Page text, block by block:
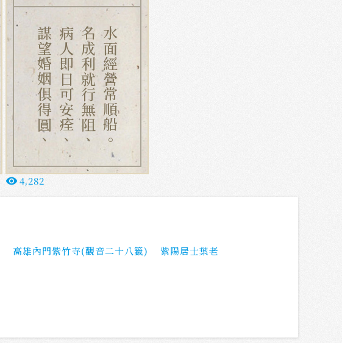
謀望婚姻俱得圓、病人即日可安痊、名成利就行無阻、水面經營常順船。
remove_red_eye 4,282
高雄內門紫竹寺(觀音二十八籤)
紫陽居士葉老